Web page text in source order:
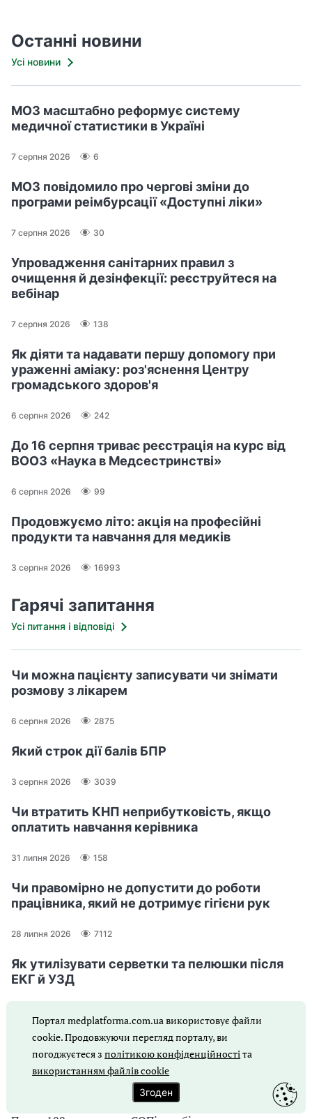
Головне
⚡️ Експертус Медзаклад. Новини
Останні новини
Усі новини
МОЗ масштабно реформує систему
медичної статистики в Україні
7 серпня 2026 6
МОЗ повідомило про чергові зміни до
програми реімбурсації «Доступні ліки»
7 серпня 2026 30
Упровадження санітарних правил з
очищення й дезінфекції: реєструйтеся на
вебінар
7 серпня 2026 138
Як діяти та надавати першу допомогу при
ураженні аміаку: роз'яснення Центру
громадського здоров'я
6 серпня 2026 242
До 16 серпня триває реєстрація на курс від
ВООЗ «Наука в Медсестринстві»
6 серпня 2026 99
Продовжуємо літо: акція на професійні
продукти та навчання для медиків
3 серпня 2026 16993
Гарячі запитання
Усі питання і відповіді
Чи можна пацієнту записувати чи знімати
розмову з лікарем
6 серпня 2026 2875
Який строк дії балів БПР
3 серпня 2026 3039
Чи втратить КНП неприбутковість, якщо
оплатить навчання керівника
31 липня 2026 158
Чи правомірно не допустити до роботи
працівника, який не дотримує гігієни рук
28 липня 2026 7112
Як утилізувати серветки та пелюшки після
ЕКГ й УЗД
Портал medplatforma.com.ua використовує файли
cookie. Продовжуючи перегляд порталу, ви
погоджуєтеся зполітикою конфіденційностіта
використанням файлів cookie
Згоден